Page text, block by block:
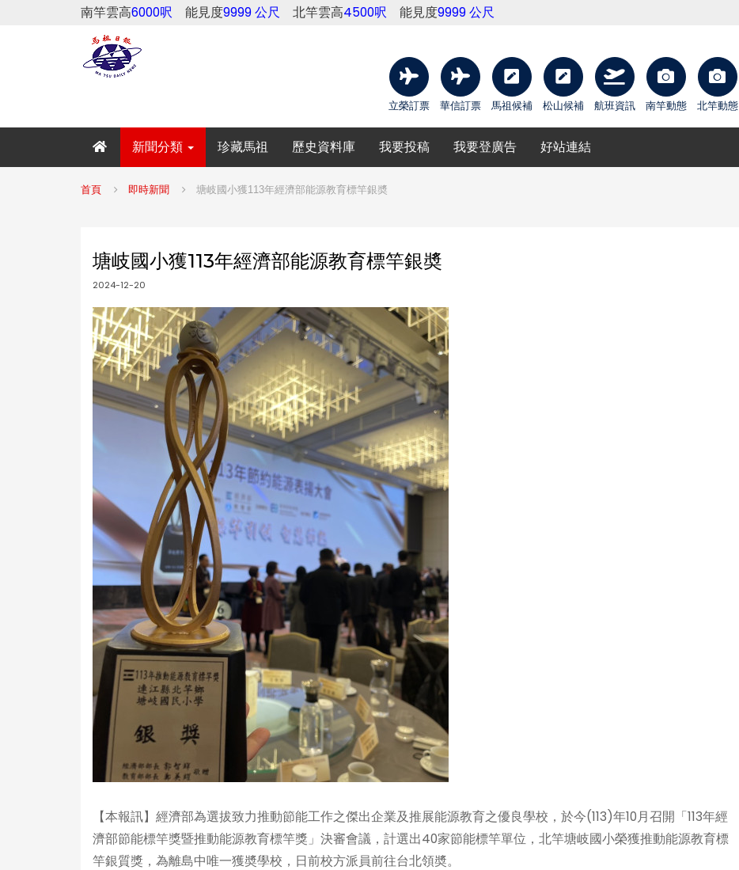
南竿雲高6000呎 能見度9999 公尺 北竿雲高4500呎 能見度9999 公尺
立榮訂票 華信訂票 馬祖候補 松山候補 航班資訊 南竿動態 北竿動態
新聞分類 珍藏馬祖 歷史資料庫 我要投稿 我要登廣告 好站連結
首頁 即時新聞 塘岐國小獲113年經濟部能源教育標竿銀奬
塘岐國小獲113年經濟部能源教育標竿銀奬
2024-12-20
【本報訊】經濟部為選拔致力推動節能工作之傑出企業及推展能源教育之優良學校，於今(113)年10月召開「113年經
濟部節能標竿獎暨推動能源教育標竿獎」決審會議，計選出40家節能標竿單位，北竿塘岐國小榮獲推動能源教育標
竿銀質獎，為離島中唯一獲奬學校，日前校方派員前往台北領奬。